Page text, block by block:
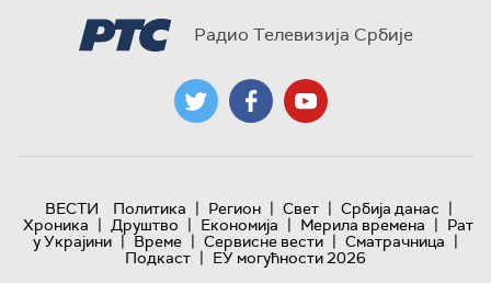
Радио Телевизија Србије
ВЕСТИ Политика | Регион | Свет | Србија данас |
Хроника | Друштво | Економија | Мерила времена | Рат
у Украјини | Време | Сервисне вести | Сматрачница |
Подкаст | ЕУ могућности 2026